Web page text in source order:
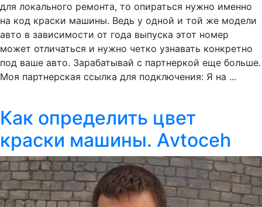
для локального ремонта, то опираться нужно именно
на код краски машины. Ведь у одной и той же модели
авто в зависимости от года выпуска этот номер
может отличаться и нужно четко узнавать конкретно
под ваше авто. Зарабатывай с партнеркой еще больше.
Моя партнерская ссылка для подключения: Я на ...
Как определить цвет
краски машины. Аvtoceh